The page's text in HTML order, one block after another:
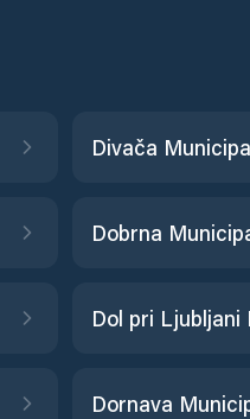
Divača
Dobrna
Dornava